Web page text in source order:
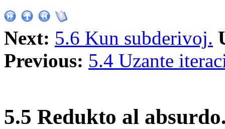
Next: 5.6 Kun subderivoj.
Previous: 5.4 Uzante
5.5 Redukto al